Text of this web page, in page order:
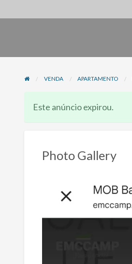
VENDA APARTAMENTO
Este anúncio expirou.
Photo Gallery